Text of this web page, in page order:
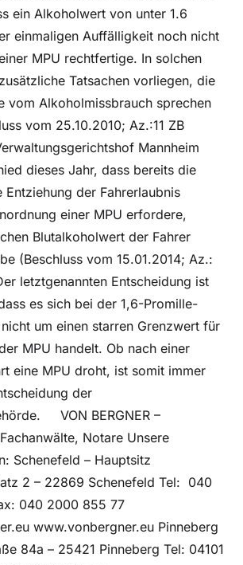
ein Alkoholwert von unter 1.6
einmaligen Auffälligkeit noch nicht
MPU rechtfertige. In solchen
Tatsachen vorliegen, die
vom Alkoholmissbrauch sprechen
vom 25.10.2010; Az.:11 ZB
Mannheim
dieses Jahr, dass bereits die
der Fahrerlaubnis
einer MPU erfordere,
Blutalkoholwert der Fahrer
(Beschluss vom 15.01.2014; Az.:
letztgenannten Entscheidung ist
es sich bei der 1,6-Promille-
um einen starren Grenzwert für
MPU handelt. Ob nach einer
eine MPU droht, ist somit immer
der
VON BERGNER –
Notare Unsere
Schenefeld – Hauptsitz
2 – 22869 Schenefeld Tel: 040
040 2000 855 77
www.vonbergner.eu Pinneberg
84a – 25421 Pinneberg Tel: 04101